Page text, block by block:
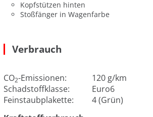
Kopfstützen hinten
Stoßfänger in Wagenfarbe
Verbrauch
CO2-Emissionen:
120 g/km
Schadstoffklasse:
Euro6
Feinstaubplakette:
4 (Grün)